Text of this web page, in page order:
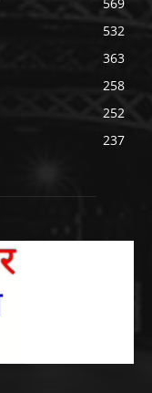
532
363
258
252
237